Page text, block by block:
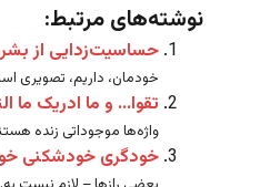
نوشته‌های مرتبط:
حساسیت‌زدایی از
خودمان، داریم،‌ تصویری
تقوا… و ما ادریک ما
واژه‌ها موجوداتی زنده
خودگری خودشکنی